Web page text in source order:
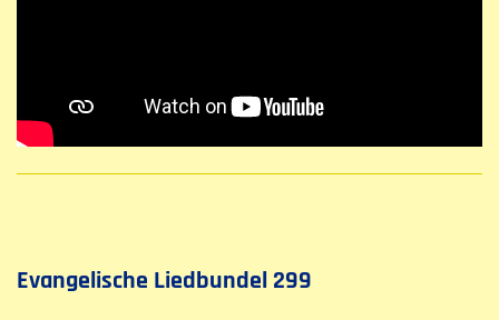
Evangelische Liedbundel 299